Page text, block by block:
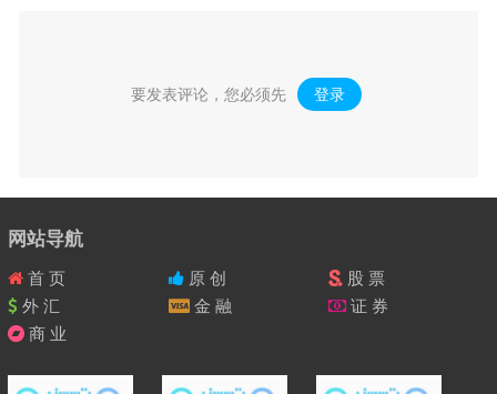
要发表评论，您必须先 登录 。
网站导航
首 页 原 创
股 票
外 汇
金 融
证 券
商 业